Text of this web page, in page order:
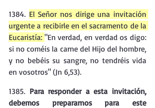
1384. El Señor nos dirige una invitación
urgente a recibirle en el sacramento de la
Eucaristía: "En verdad, en verdad os digo:
si no coméis la carne del Hijo del hombre,
y no bebéis su sangre, no tendréis vida
en vosotros" (Jn 6,53).
1385. Para responder a esta invitación,
debemos prepararnos para este